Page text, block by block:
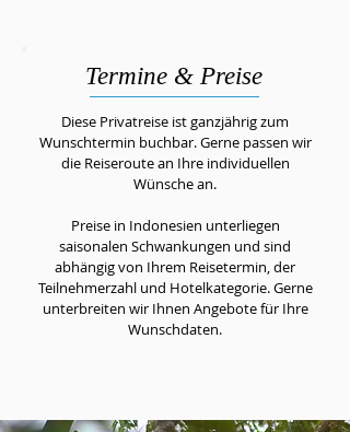
Termine & Preise
Diese Privatreise ist ganzjährig zum
Wunschtermin buchbar. Gerne passen wir
die Reiseroute an Ihre individuellen
Wünsche an.
Preise in Indonesien unterliegen
saisonalen Schwankungen und sind
abhängig von Ihrem Reisetermin, der
Teilnehmerzahl und Hotelkategorie. Gerne
unterbreiten wir Ihnen Angebote für Ihre
Wunschdaten.